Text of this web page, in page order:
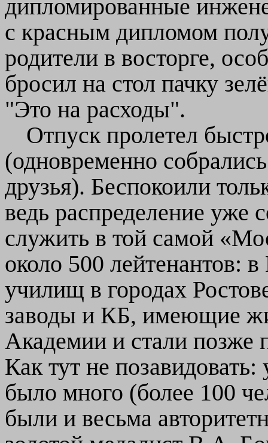
дипломированные
с красным дипломом
родители в восторге,
бросил на стол пачку
"Это на расходы".
Отпуск пролетел
(одновременно
друзья). Беспокоили
ведь распределение уже
служить в той самой
около 500 лейтенантов:
училищ в городах
заводы и КБ, имеющие
Академии и стали позже
Как тут не
было много (более 100
были и весьма